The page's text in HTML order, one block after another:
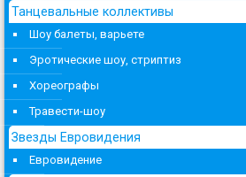
Танцевальные коллективы
Шоу балеты, варьете
Эротические шоу, стриптиз
Хореографы
Травести-шоу
Звезды Евровидения
Евровидение